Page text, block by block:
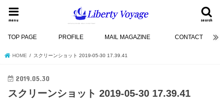
search
menu
TOP PAGE PROFILE MAIL MAGAZINE CONTACT
HOME スクリーンショット 2019-05-30 17.39.41
2019.05.30
スクリーンショット 2019-05-30 17.39.41